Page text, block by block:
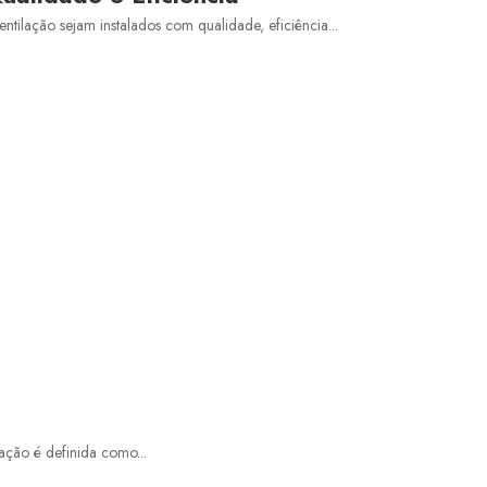
Má Qualidade Do Ar E Suas Consequências
Pmoc Para Ar Condicionado E A Saúde
sejam instalados com qualidade, eficiência...
é definida como...